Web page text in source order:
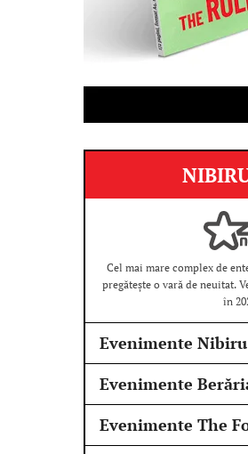
Cel mai mare complex de
pregătește o vară de neuitat.
în
Evenimente
Evenimente
Evenimente The